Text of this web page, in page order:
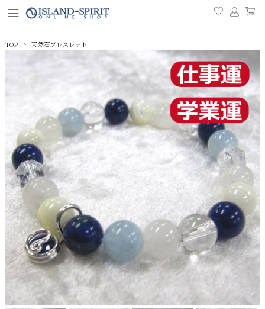
TOP 天然石ブレスレット